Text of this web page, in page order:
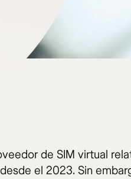
de SIM virtual
el 2023. Sin